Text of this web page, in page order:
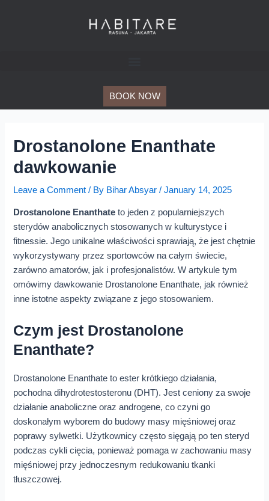
BOOK NOW
Drostanolone Enanthate
dawkowanie
Leave a Comment / By Bihar Absyar/January 14, 2025
Drostanolone Enanthate to jeden z popularniejszych
sterydów anabolicznych stosowanych w kulturystyce i
fitnessie. Jego unikalne właściwości sprawiają, że jest chętnie
wykorzystywany przez sportowców na całym świecie,
zarówno amatorów, jak i profesjonalistów. W artykule tym
omówimy dawkowanie Drostanolone Enanthate, jak również
inne istotne aspekty związane z jego stosowaniem.
Czym jest Drostanolone
Enanthate?
Drostanolone Enanthate to ester krótkiego działania,
pochodna dihydrotestosteronu (DHT). Jest ceniony za swoje
działanie anaboliczne oraz androgene, co czyni go
doskonałym wyborem do budowy masy mięśniowej oraz
poprawy sylwetki. Użytkownicy często sięgają po ten steryd
podczas cykli cięcia, ponieważ pomaga w zachowaniu masy
mięśniowej przy jednoczesnym redukowaniu tkanki
tłuszczowej.